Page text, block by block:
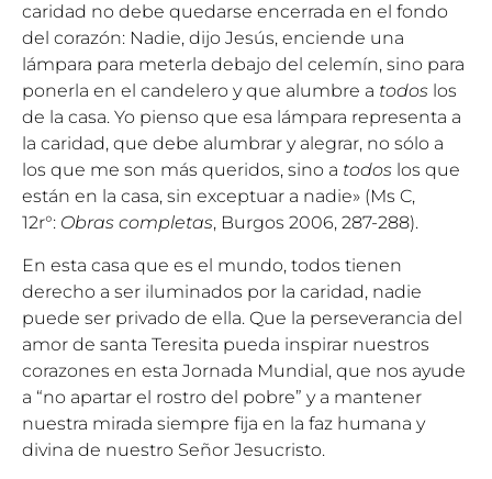
caridad no debe quedarse encerrada en el fondo
del corazón: Nadie, dijo Jesús, enciende una
lámpara para meterla debajo del celemín, sino para
ponerla en el candelero y que alumbre a todos los
de la casa. Yo pienso que esa lámpara representa a
la caridad, que debe alumbrar y alegrar, no sólo a
los que me son más queridos, sino a todos los que
están en la casa, sin exceptuar a nadie» (Ms C,
12r°: Obras completas, Burgos 2006, 287-288).
En esta casa que es el mundo, todos tienen
derecho a ser iluminados por la caridad, nadie
puede ser privado de ella. Que la perseverancia del
amor de santa Teresita pueda inspirar nuestros
corazones en esta Jornada Mundial, que nos ayude
a “no apartar el rostro del pobre” y a mantener
nuestra mirada siempre fija en la faz humana y
divina de nuestro Señor Jesucristo.